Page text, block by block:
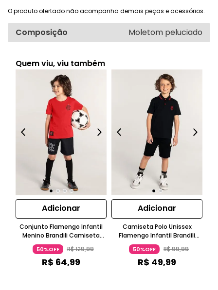
O produto ofertado não acompanha demais peças e acessórios.
Composição Moletom peluciado
Quem viu, viu também
Adicionar
Conjunto Flamengo Infantil
Menino Brandili Camiseta
Manga Curta Bermuda Preto
50%OFF R$129,99
R$ 64,99
Adicionar
Camiseta Polo Unissex
Flamengo Infantil Brandili
Malha Manga Curta Preto
50%OFF R$99,99
R$ 49,99